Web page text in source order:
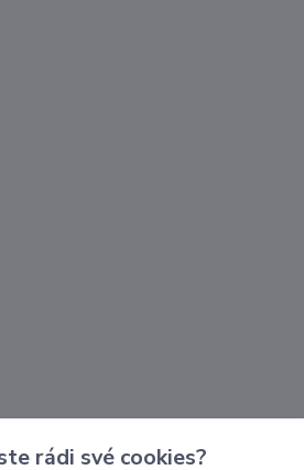
Golisimo
rádi své cookies?